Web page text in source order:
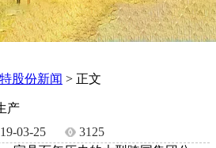
股份新闻 > 正文
产
03-25
3125